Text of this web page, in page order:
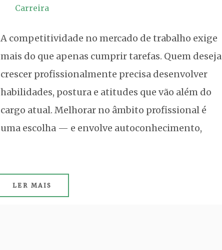
Carreira
A competitividade no mercado de trabalho exige
mais do que apenas cumprir tarefas. Quem deseja
crescer profissionalmente precisa desenvolver
habilidades, postura e atitudes que vão além do
cargo atual. Melhorar no âmbito profissional é
uma escolha — e envolve autoconhecimento,
LER MAIS